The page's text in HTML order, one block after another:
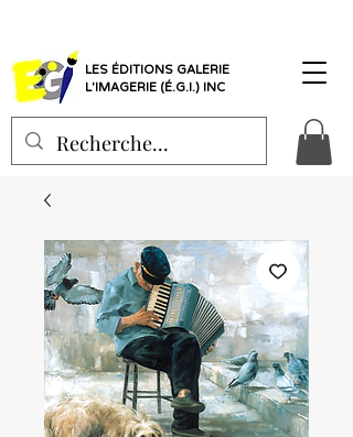
LES ÉDITIONS GALERIE
L'IMAGERIE (É.G.I.) INC